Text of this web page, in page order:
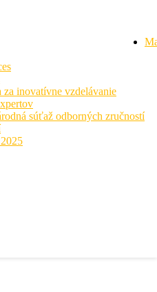
za inovatívne vzdelávanie
súťaž odborných zručností